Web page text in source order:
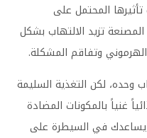
المحتمل على
تزيد الالتهاب بشكل
وتفاقم المشكلة.
وحده، لكن التغذية السليمة
غنياً بالمكونات المضادة
يساعدك في السيطرة على